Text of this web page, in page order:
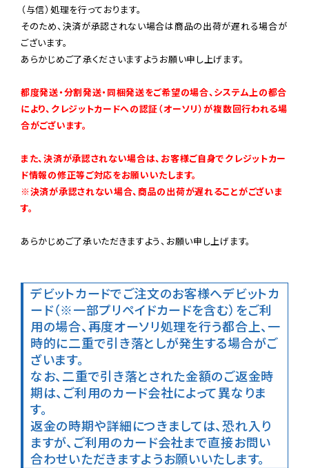
（与信）処理を行っております。
そのため、決済が承認されない場合は商品の出荷が遅れる場合が
ございます。
あらかじめご了承くださいますようお願い申し上げます。
都度発送・分割発送・同梱発送をご希望の場合、システム上の都合
により、クレジットカードへの認証（オーソリ）が複数回行われる場
合がございます。
また、決済が承認されない場合は、お客様ご自身でクレジットカー
ド情報の修正等ご対応をお願いいたします。
※決済が承認されない場合、商品の出荷が遅れることがございま
す。
あらかじめご了承いただきますよう、お願い申し上げます。
デビットカードでご注文のお客様へデビットカ
ード（※一部プリペイドカードを含む）をご利
用の場合、再度オーソリ処理を行う都合上、一
時的に二重で引き落としが発生する場合がご
ざいます。
なお、二重で引き落とされた金額のご返金時
期は、ご利用のカード会社によって異なりま
す。
返金の時期や詳細につきましては、恐れ入り
ますが、ご利用のカード会社まで直接お問い
合わせいただきますようお願いいたします。